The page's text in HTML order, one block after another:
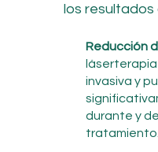
los resultados
Reducción
invasiva y
durante y
tratamiento.